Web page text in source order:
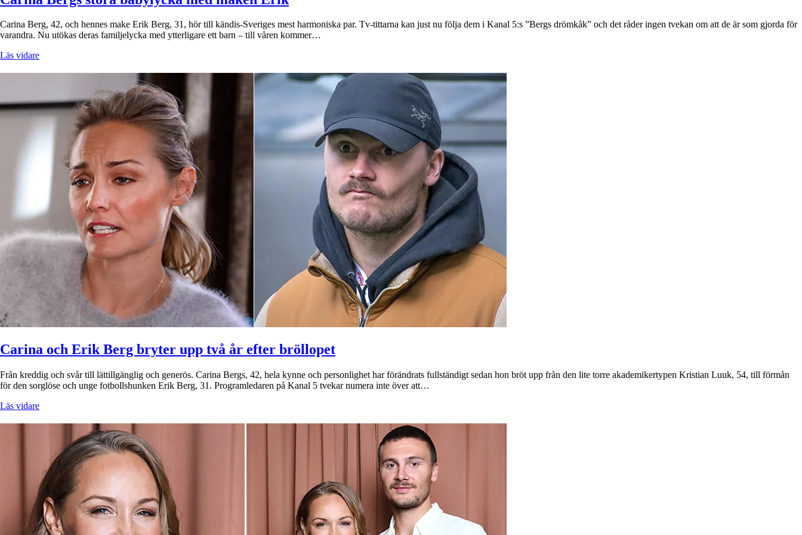
Carina Berg, 42, och hennes make Erik Berg, 31, hör till kändis-Sveriges mest harmoniska par. Tv-tittarna kan just nu följa dem i Kanal 5:s ”Bergs drömkåk” och det råder ingen tvekan om att de är som gjorda för
varandra. Nu utökas deras familjelycka med ytterligare ett barn – till våren kommer…
Läs vidare
Carina och Erik Berg bryter upp två år efter bröllopet
Från kreddig och svår till lättillgänglig och generös. Carina Bergs, 42, hela kynne och personlighet har förändrats fullständigt sedan hon bröt upp från den lite torre akademikertypen Kristian Luuk, 54, till förmån
för den sorglöse och unge fotbollshunken Erik Berg, 31. Programledaren på Kanal 5 tvekar numera inte över att…
Läs vidare